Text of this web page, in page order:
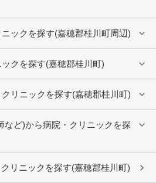
ックを探す(嘉穂郡桂川町周辺)
クを探す(嘉穂郡桂川町)
リニックを探す(嘉穂郡桂川町)
など)から病院・クリニックを探
リニックを探す(嘉穂郡桂川町)